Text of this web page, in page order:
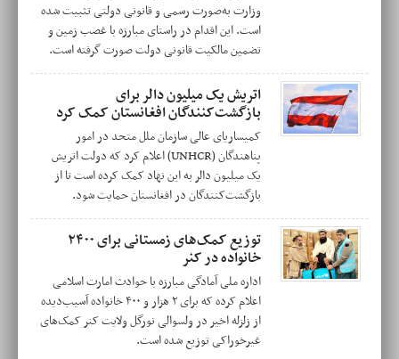
وزارت به‌صورت رسمی و قانونی دولتی تثبیت شده
است. این اقدام در راستای مبارزه با غصب زمین و
تضمین مالکیت قانونی دولت صورت گرفته است.
اتریش یک میلیون دالر برای
بازگشت‌کنندگان افغانستان کمک کرد
کمیساریای عالی سازمان ملل متحد در امور
پناهندگان (UNHCR) اعلام کرد که دولت اتریش
یک میلیون دالر به این نهاد کمک کرده است تا از
بازگشت‌کنندگان در افغانستان حمایت شود.
توزیع کمک‌های زمستانی برای ۲۴۰۰
خانواده در کنر
اداره ملی آمادگی مبارزه با حوادث امارت اسلامی
اعلام کرده که برای ۲ هزار و ۴۰۰ خانواده آسیب‌دیده
از زلزله اخیر در ولسوالی نورگل ولایت کنر کمک‌های
غیرخوراکی توزیع شده است.